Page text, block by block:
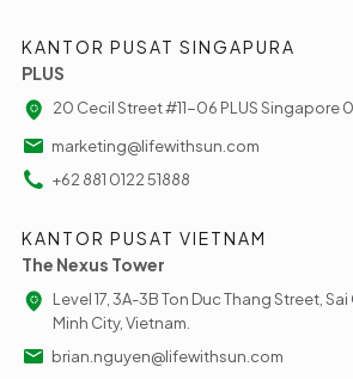
KANTOR PUSAT SINGAPURA
PLUS
20 Cecil Street #11-06 PLUS Singapore
marketing@lifewithsun.com
+62 881 0122 51888
KANTOR PUSAT VIETNAM
The Nexus Tower
Level 17, 3A-3B Ton Duc Thang Street,
Minh City, Vietnam.
brian.nguyen@lifewithsun.com